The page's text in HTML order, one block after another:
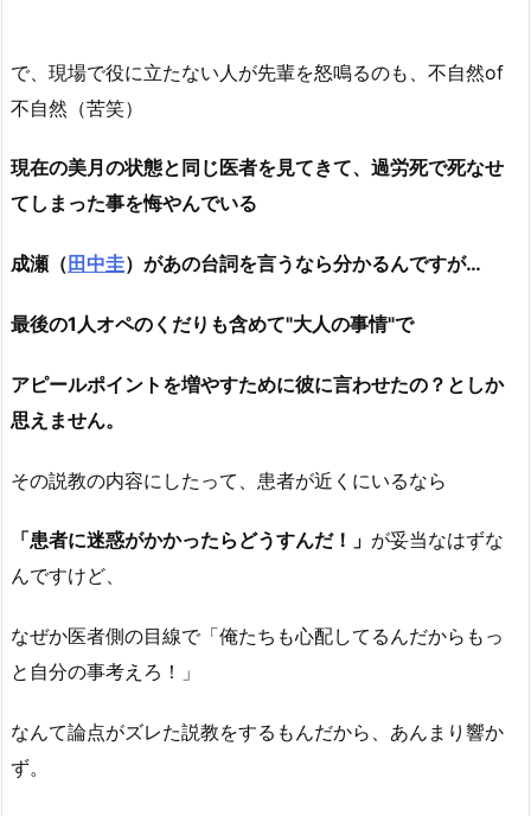
で、現場で役に立たない人が先輩を怒鳴るのも、不自然of
不自然（苦笑）
現在の美月の状態と同じ医者を見てきて、過労死で死なせ
てしまった事を悔やんでいる
成瀬（ 田中圭）があの台詞を言うなら分かるんですが…
最後の1人オペのくだりも含めて"大人の事情"で
アピールポイントを増やすために彼に言わせたの？としか
思えません。
その説教の内容にしたって、患者が近くにいるなら
「患者に迷惑がかかったらどうすんだ！」 が妥当なはずな
んですけど、
なぜか医者側の目線で「俺たちも心配してるんだからもっ
と自分の事考えろ！」
なんて論点がズレた説教をするもんだから、あんまり響か
ず。